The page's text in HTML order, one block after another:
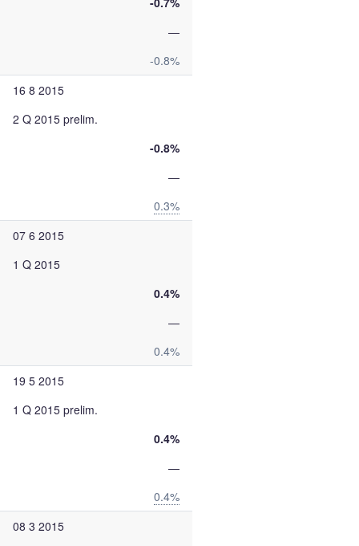
—
-0.8%
16 8 2015
2 Q 2015 prelim.
-0.8%
—
0.3%
07 6 2015
1 Q 2015
0.4%
—
0.4%
19 5 2015
1 Q 2015 prelim.
0.4%
—
0.4%
08 3 2015